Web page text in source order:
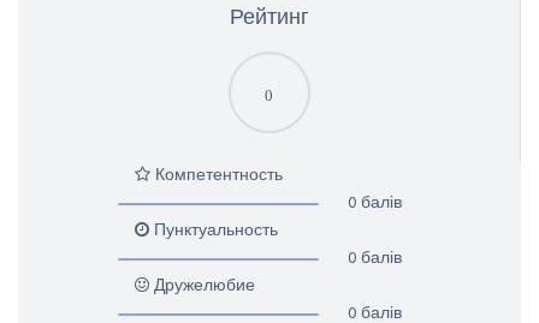
Рейтинг
0
Компетентность
0 балів
Пунктуальность
0 балів
Дружелюбие
0 балів